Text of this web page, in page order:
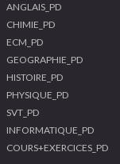
ANGLAIS_PD
CHIMIE_PD
ECM_PD
GEOGRAPHIE_PD
HISTOIRE_PD
PHYSIQUE_PD
SVT_PD
INFORMATIQUE_PD
COURS+EXERCICES_PD